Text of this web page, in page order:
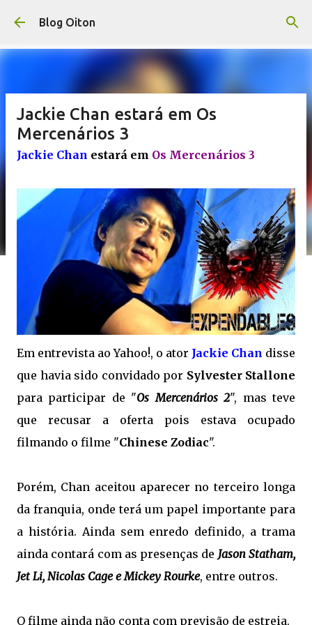
Pular para o conteúdo principal
Blog Oiton
Jackie Chan estará em Os
Mercenários 3
Jackie Chan estará em Os Mercenários 3
Em entrevista ao Yahoo!, o ator Jackie Chan disse
que havia sido convidado por Sylvester Stallone
para participar de "Os Mercenários 2", mas teve
que recusar a oferta pois estava ocupado
filmando o filme "Chinese Zodiac".
Porém, Chan aceitou aparecer no terceiro longa
da franquia, onde terá um papel importante para
a história. Ainda sem enredo definido, a trama
ainda contará com as presenças de Jason Statham,
Jet Li, Nicolas Cage e Mickey Rourke, entre outros.
O filme ainda não conta com previsão de estreia.